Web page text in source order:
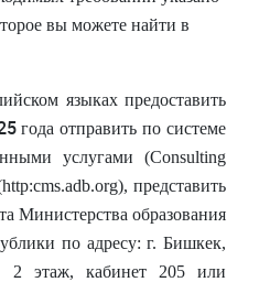
вы можете найти в
языках предоставить
года отправить по системе
услугами (Consulting
представить
Министерства образования
по адресу: г. Бишкек,
этаж, кабинет 205 или